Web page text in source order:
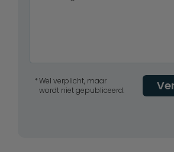
Wel verplicht, maar
wordt niet gepubliceerd.